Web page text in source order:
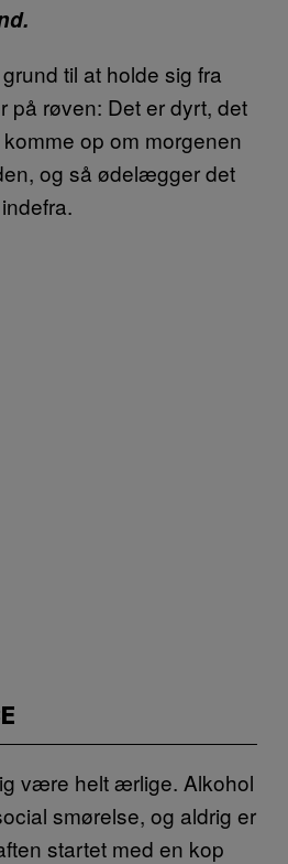
til at holde sig fra
på røven: Det er dyrt, det
op om morgenen
og så ødelægger det
være helt ærlige. Alkohol
smørelse, og aldrig er
startet med en kop